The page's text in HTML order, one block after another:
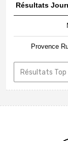
Résultats
Provence
Résultats Top